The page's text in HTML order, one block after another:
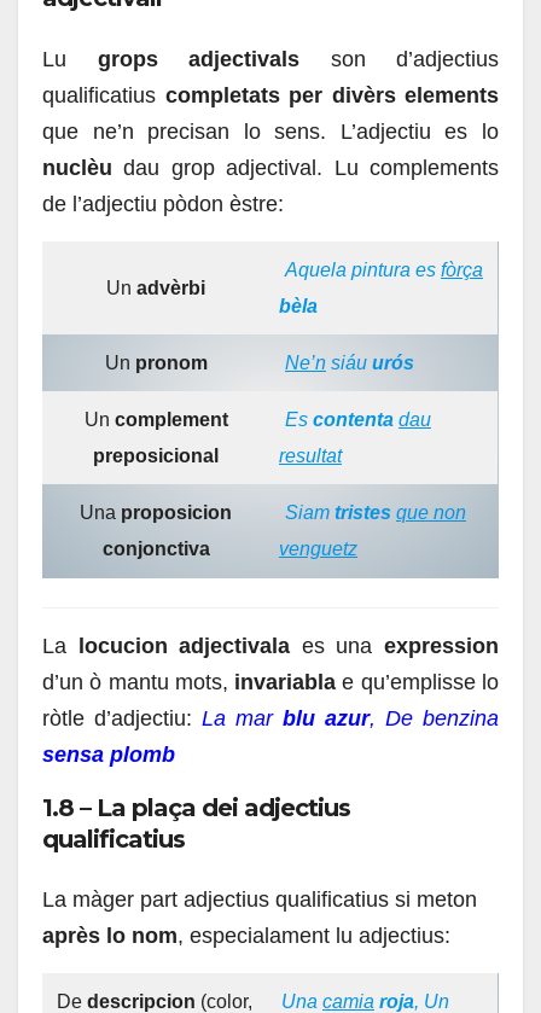
Lu grops adjectivals son d’adjectius
qualificatius completats per divèrs elements
que ne’n precisan lo sens. L’adjectiu es lo
nuclèu dau grop adjectival. Lu complements
de l’adjectiu pòdon èstre:
Un advèrbi
Aquela pintura es fòrça
bèla
Un pronom Ne’n siáu urós
Un complement
preposicional
Es contenta dau
resultat
Una proposicion
conjonctiva
Siam tristes que non
venguetz
La locucion adjectivala es unaexpression
d’un ò mantu mots, invariabla e qu’emplisse lo
ròtle d’adjectiu: La mar blu azur, De benzina
sensa plomb
1.8 – La plaça dei adjectius
qualificatius
La màger part adjectius qualificatius si meton
après lo nom, especialament lu adjectius:
De descripcion (color,
Una camia roja, Un